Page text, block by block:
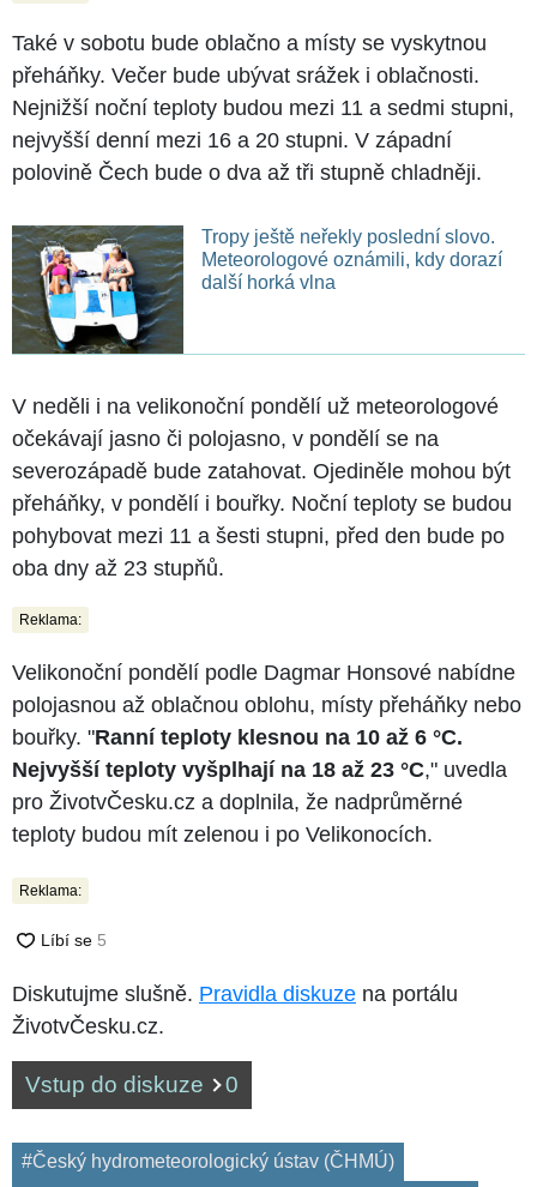
Také v sobotu bude oblačno a místy se vyskytnou
přeháňky. Večer bude ubývat srážek i oblačnosti.
Nejnižší noční teploty budou mezi 11 a sedmi stupni,
nejvyšší denní mezi 16 a 20 stupni. V západní
polovině Čech bude o dva až tři stupně chladněji.
Tropy ještě neřekly poslední slovo.
Meteorologové oznámili, kdy dorazí
další horká vlna
V neděli i na velikonoční pondělí už meteorologové
očekávají jasno či polojasno, v pondělí se na
severozápadě bude zatahovat. Ojediněle mohou být
přeháňky, v pondělí i bouřky. Noční teploty se budou
pohybovat mezi 11 a šesti stupni, před den bude po
oba dny až 23 stupňů.
Reklama:
Velikonoční pondělí podle Dagmar Honsové nabídne
polojasnou až oblačnou oblohu, místy přeháňky nebo
bouřky. "Ranní teploty klesnou na 10 až 6 °C.
Nejvyšší teploty vyšplhají na 18 až 23 °C," uvedla
pro ŽivotvČesku.cz a doplnila, že nadprůměrné
teploty budou mít zelenou i po Velikonocích.
Reklama:
Diskutujme slušně. Pravidla diskuze na portálu
ŽivotvČesku.cz.
Vstup do diskuze 0
#Český hydrometeorologický ústav (ČHMÚ)